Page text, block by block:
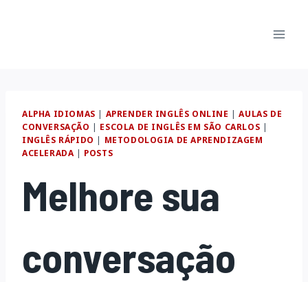
ALPHA IDIOMAS | APRENDER INGLÊS ONLINE |AULAS DE
CONVERSAÇÃO | ESCOLA DE INGLÊS EM SÃO CARLOS |
INGLÊS RÁPIDO | METODOLOGIA DE APRENDIZAGEM
ACELERADA | POSTS
Melhore sua
conversação